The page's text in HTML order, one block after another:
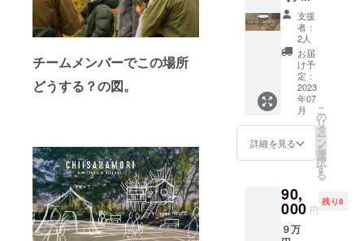
チームメンバーでこの場所
どうする？の図。
ださ
い。 ■
備考 ※
バーベ
キュー
場まで
の交通
費、滞
在費は
担とな
りま
2024年
5月末日
迄とい
たしま
す。
※HIMIT
SUKIC
HI店舗
のみで
ご利用
いただ
イン
ショッ
ご利用
ボード
への企
業名掲
載（2年
間） ②
特設
ウェブ
サイト
にて企
業名掲
載（2年
用食材
の提供
（3～5
名様
ミアム
付商品
券プラ
ン】
（消費
税・送
料込
み）
HIMITS
UKICHI
店舗で
使える
『７
００円
分』の
商品券
をお送
支援
者：
2人
お届
け予
定：
2023
年07
月
詳細を見る
こ
の
リ
タ
ー
ン
を
選
択
す
る
90,
000 円
残り8
９万